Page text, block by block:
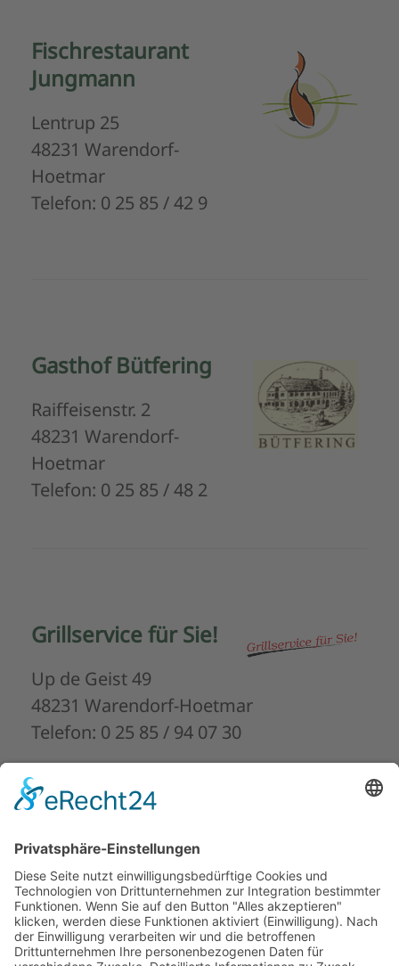
Fischrestaurant
Jungmann
Lentrup 25
48231 Warendorf-
Hoetmar
Telefon: 0 25 85 / 42 9
Gasthof Bütfering
Raiffeisenstr. 2
48231 Warendorf-
Hoetmar
Telefon: 0 25 85 / 48 2
Grillservice für Sie!
Up de Geist 49
48231 Warendorf-Hoetmar
Telefon: 0 25 85 / 94 07 30
HARTMANN
Toilettenwagen &
Zeltverleih
Hoetmarer Dorfbauerschaft 7